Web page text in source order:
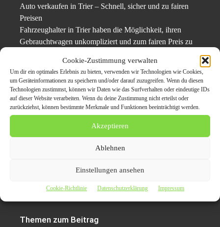
Cookie-Zustimmung verwalten
Um dir ein optimales Erlebnis zu bieten, verwenden wir Technologien wie Cookies,
um Geräteinformationen zu speichern und/oder darauf zuzugreifen. Wenn du diesen
Technologien zustimmst, können wir Daten wie das Surfverhalten oder eindeutige IDs
auf dieser Website verarbeiten. Wenn du deine Zustimmung nicht erteilst oder
zurückziehst, können bestimmte Merkmale und Funktionen beeinträchtigt werden.
Akzeptieren
Ablehnen
Einstellungen ansehen
Cookie-Richtlinie Datenschutzerklärung Impressum
Auto verkaufen in Trier – Schnell, sicher und zu fairen
Preisen
Fahrzeughalter in Trier haben die Möglichkeit, ihren
Gebrauchtwagen unkompliziert und zum fairen Preis zu
Autos aller Marken und Zustände, inklusive Unfallwagen,
Elektrofahrzeuge sowie Fahrzeuge mit Motor- oder
Getriebeschaden, professionell angekauft. Die Abholung
erfolgt kostenfrei, die Bezahlung direkt bei Übergabe in
bar oder per Überweisung. Auch LKW und
Nutzfahrzeuge werden angekauft. Die Abmeldung des
Fahrzeugs wird zuverlässig übernommen.
verkaufen in Trier – Schnell, unkompliziert und zu fairen Konditionen“,
übermittelt durch Carpr.de
Themen zum Beitrag